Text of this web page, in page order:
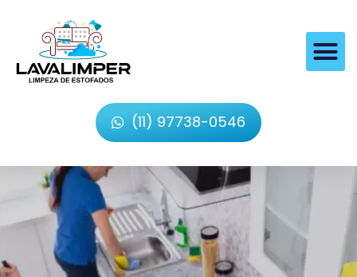
(11) 97738-0546